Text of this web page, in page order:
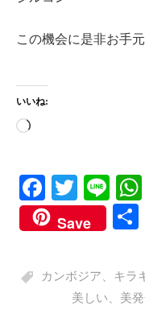
この機会に是非お手
いいね:
読
込
み
中…
Fa
ce
bo
ok
T
wi
tte
r
Li
ne
Save
カンボジア、 キラ
美しい
美